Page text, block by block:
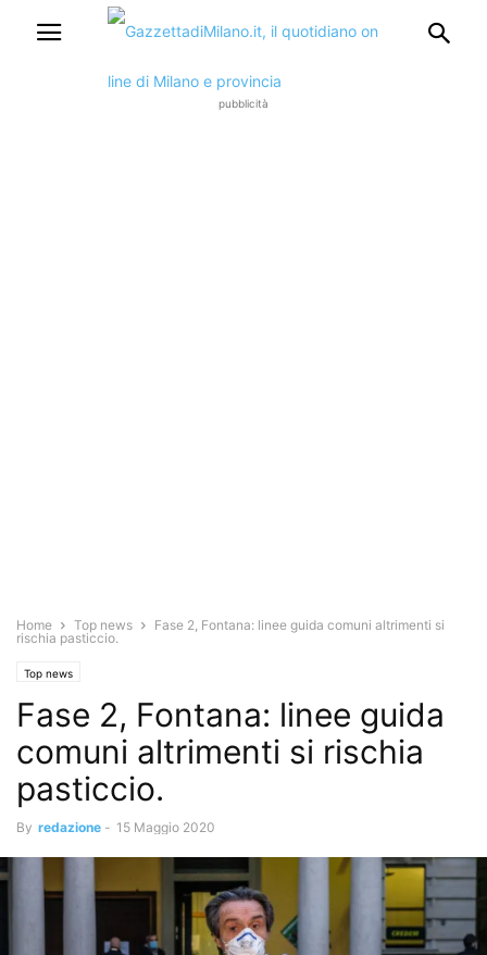
pubblicità
Home Top news
Fase 2, Fontana: linee guida comuni altrimenti si
rischia pasticcio.
Top news
Fase 2, Fontana: linee guida
comuni altrimenti si rischia
pasticcio.
By redazione - 15 Maggio 2020